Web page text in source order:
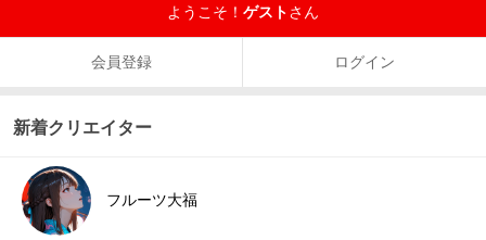
ようこそ！ ゲストさん
会員登録 ログイン
新着クリエイター
フルーツ大福